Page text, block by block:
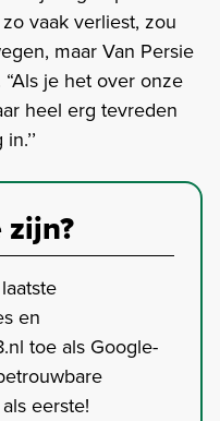
vaak verliest, zou
maar Van Persie
je het over onze
heel erg tevreden
en
toe als Google-
eerste!